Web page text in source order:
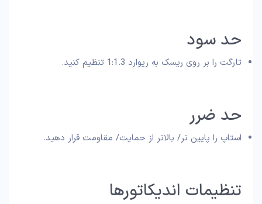
حد سود
تارگت را بر روی ریسک به ریوارد 1:1.3 تنظیم کنید.
حد ضرر
استاپ را پایین تر/ بالاتر از حمایت/ مقاومت قرار دهید.
تنظیمات اندیکاتورها